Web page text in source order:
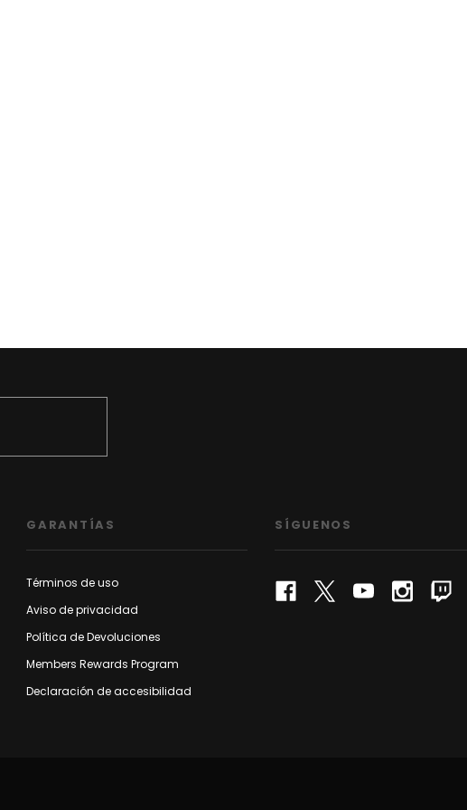
GARANTÍAS
Términos de uso
Aviso de privacidad
Política de Devoluciones
Members Rewards Program
Declaración de accesibilidad
SÍGUENOS